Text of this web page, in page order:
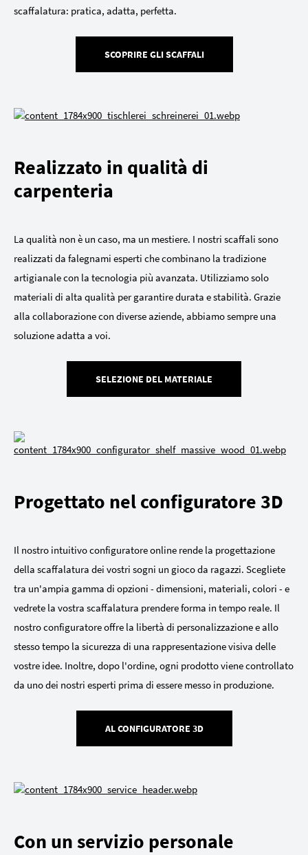
scaffalatura: pratica, adatta, perfetta.
SCOPRIRE GLI SCAFFALI
Realizzato in qualità di
carpenteria
La qualità non è un caso, ma un mestiere. I nostri scaffali sono
realizzati da falegnami esperti che combinano la tradizione
artigianale con la tecnologia più avanzata. Utilizziamo solo
materiali di alta qualità per garantire durata e stabilità. Grazie
alla collaborazione con diverse aziende, abbiamo sempre una
soluzione adatta a voi.
SELEZIONE DEL MATERIALE
Progettato nel configuratore 3D
Il nostro intuitivo configuratore online rende la progettazione
della scaffalatura dei vostri sogni un gioco da ragazzi. Scegliete
tra un'ampia gamma di opzioni - dimensioni, materiali, colori - e
vedrete la vostra scaffalatura prendere forma in tempo reale. Il
nostro configuratore offre la libertà di personalizzazione e allo
stesso tempo la sicurezza di una rappresentazione visiva delle
vostre idee. Inoltre, dopo l'ordine, ogni prodotto viene controllato
da uno dei nostri esperti prima di essere messo in produzione.
AL CONFIGURATORE 3D
Con un servizio personale